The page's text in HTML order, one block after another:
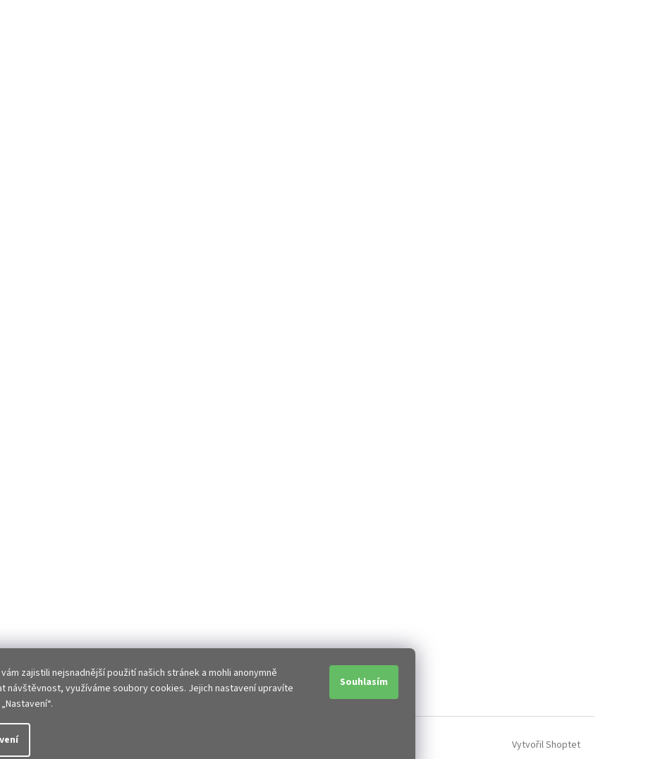
zajistili nejsnadnější použití našich stránek a mohli anonymně
návštěvnost, využíváme soubory cookies. Jejich nastavení upravíte
Souhlasím
Vytvořil Shoptet
Upravit nastavení cookies